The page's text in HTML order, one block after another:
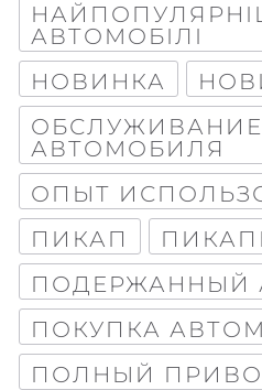
АВТОМОБІЛІ
НОВИНКА
ОБСЛУЖИВАНИЕ
АВТОМОБИЛЯ
ОПЫТ
ПИКАП
ПОДЕРЖАННЫЙ
ПОКУПКА
ПОЛНЫЙ